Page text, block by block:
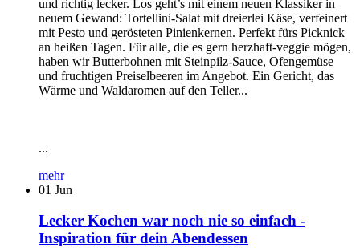
und richtig lecker. Los geht’s mit einem neuen Klassiker in
neuem Gewand: Tortellini-Salat mit dreierlei Käse, verfeinert
mit Pesto und gerösteten Pinienkernen. Perfekt fürs Picknick
an heißen Tagen. Für alle, die es gern herzhaft-veggie mögen,
haben wir Butterbohnen mit Steinpilz-Sauce, Ofengemüse
und fruchtigen Preiselbeeren im Angebot. Ein Gericht, das
Wärme und Waldaromen auf den Teller...
...
mehr
01 Jun
Lecker Kochen war noch nie so einfach -
Inspiration für dein Abendessen